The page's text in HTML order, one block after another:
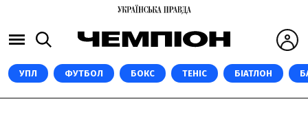
УПЛ ФУТБОЛ БОКС ТЕНІС БІАТЛОН